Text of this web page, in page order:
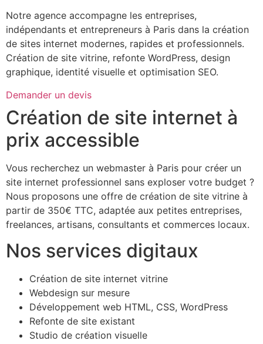
Notre agence accompagne les entreprises,
indépendants et entrepreneurs à Paris dans la création
de sites internet modernes, rapides et professionnels.
Création de site vitrine, refonte WordPress, design
graphique, identité visuelle et optimisation SEO.
Demander un devis
Création de site internet à
prix accessible
Vous recherchez un webmaster à Paris pour créer un
site internet professionnel sans exploser votre budget ?
Nous proposons une offre de création de site vitrine à
partir de 350€ TTC, adaptée aux petites entreprises,
freelances, artisans, consultants et commerces locaux.
Nos services digitaux
Création de site internet vitrine
Webdesign sur mesure
Développement web HTML, CSS, WordPress
Refonte de site existant
Studio de création visuelle